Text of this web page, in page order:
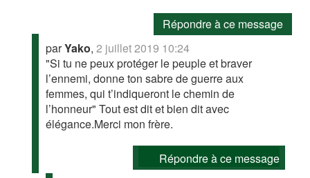
Répondre à ce message
parYako,2 juillet 2019 10:24
"Si tu ne peux protéger le peuple et braver
l’ennemi, donne ton sabre de guerre aux
femmes, qui t’indiqueront le chemin de
l’honneur" Tout est dit et bien dit avec
élégance.Merci mon frère.
Répondre à ce message